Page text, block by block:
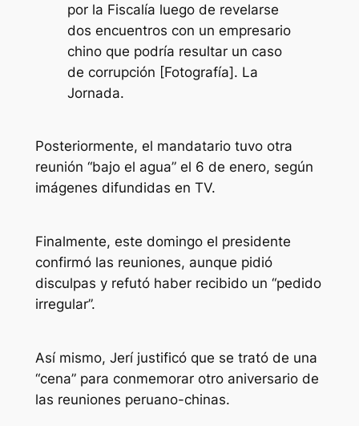
por la Fiscalía luego de revelarse
dos encuentros con un empresario
chino que podría resultar un caso
de corrupción [Fotografía]. La
Jornada.
Posteriormente, el mandatario tuvo otra
reunión “bajo el agua” el 6 de enero, según
imágenes difundidas en TV.
Finalmente, este domingo el presidente
confirmó las reuniones, aunque pidió
disculpas y refutó haber recibido un “pedido
irregular”.
Así mismo, Jerí justificó que se trató de una
“cena” para conmemorar otro aniversario de
las reuniones peruano-chinas.